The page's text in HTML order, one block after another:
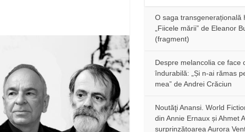
O saga transgenerațională
„Fiicele mării” de Eleanor
(fragment)
Despre melancolia ce face
îndurabilă: „Și n-ai rămas
mea” de Andrei Crăciun
Noutăţi Anansi. World
din Annie Ernaux și Ahmet
surprinzătoarea Aurora